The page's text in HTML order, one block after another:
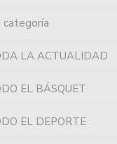
categoría
LA ACTUALIDAD
EL BÁSQUET
EL DEPORTE